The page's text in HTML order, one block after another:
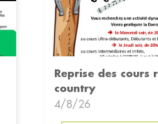
Reprise des cours
country
4/8/26